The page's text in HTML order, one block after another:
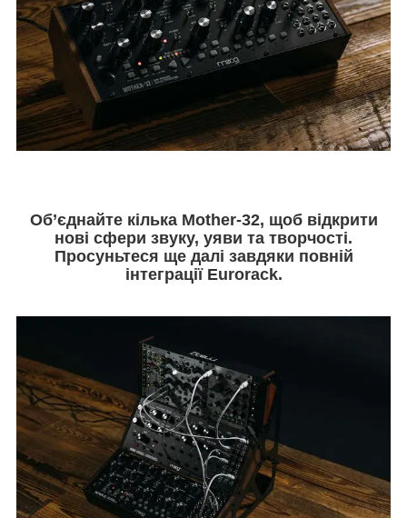
Об’єднайте кілька Mother-32, щоб відкрити
нові сфери звуку, уяви та творчості.
Просуньтеся ще далі завдяки повній
інтеграції Eurorack.